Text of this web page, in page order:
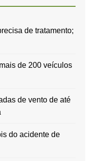
de tratamento;
de 200 veículos
de vento de até
do acidente de